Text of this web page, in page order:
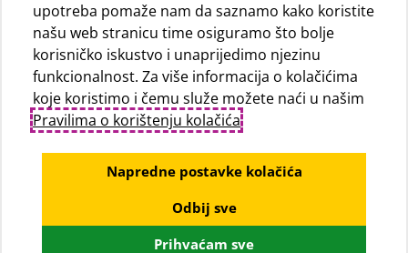
upotreba pomaže nam da saznamo kako koristite
našu web stranicu time osiguramo što bolje
korisničko iskustvo i unaprijedimo njezinu
funkcionalnost. Za više informacija o kolačićima
koje koristimo i čemu služe možete naći u našim
Pravilima o korištenju kolačića.
Napredne postavke kolačića
Odbij sve
Prihvaćam sve
Navedene maloprodajne cijene vrijede isključivo za kupnju
proizvoda putem Internet trgovine i mogu se razlikovati od
maloprodajnih cijena u maloprodajnim trgovinama.